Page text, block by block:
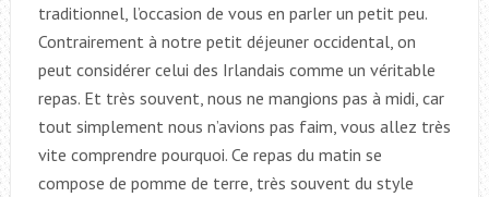
traditionnel, l’occasion de vous en parler un petit peu.
Contrairement à notre petit déjeuner occidental, on
peut considérer celui des Irlandais comme un véritable
repas. Et très souvent, nous ne mangions pas à midi, car
tout simplement nous n’avions pas faim, vous allez très
vite comprendre pourquoi. Ce repas du matin se
compose de pomme de terre, très souvent du style